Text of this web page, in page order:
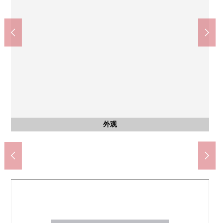
外观
客厅
客厅
收纳
厨房
洗脸
公共汽车
厕所
门口
洗脸
其他
阳台
风景
阳台
厨房
厨房
厨房
其他
其他
室内
室内
收纳
室内
室内
收纳
室内
室内
收纳
外观
共有部分
中川小学(约600m)
港明中学(约1000m)